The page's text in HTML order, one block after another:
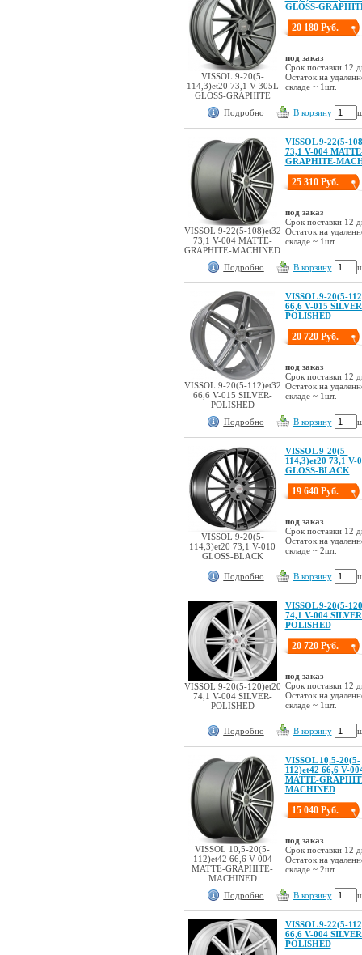
VISSOL 9-20(5-
114,3)et20 73,1 V-305L
GLOSS-GRAPHITE
GLOSS-
20 180 Руб.
под заказ
Срок поставки 12
Остаток на
складе ~ 1шт.
Подробно В корзину
VISSOL 9-22(5-108)et32
73,1 V-004 MATTE-
GRAPHITE-MACHINED
VISSOL 9-22(5-
73,1 V-004
GRAPHITE-
25 310 Руб.
под заказ
Срок поставки 12
Остаток на
складе ~ 1шт.
Подробно В корзину
VISSOL 9-20(5-112)et32
66,6 V-015 SILVER-
POLISHED
VISSOL 9-20(5-
66,6 V-015
POLISHED
20 720 Руб.
под заказ
Срок поставки 12
Остаток на
складе ~ 1шт.
Подробно В корзину
VISSOL 9-20(5-
114,3)et20 73,1 V-010
GLOSS-BLACK
VISSOL 9-20(5-
114,3)et20 73,1 V-
GLOSS-BLACK
19 640 Руб.
под заказ
Срок поставки 12
Остаток на
складе ~ 2шт.
Подробно В корзину
VISSOL 9-20(5-120)et20
74,1 V-004 SILVER-
POLISHED
VISSOL 9-20(5-
74,1 V-004
POLISHED
20 720 Руб.
под заказ
Срок поставки 12
Остаток на
складе ~ 1шт.
Подробно В корзину
VISSOL 10,5-20(5-
112)et42 66,6 V-004
MATTE-GRAPHITE-
MACHINED
VISSOL 10,5-20(5-
112)et42 66,6 V-
MATTE-
MACHINED
15 040 Руб.
под заказ
Срок поставки 12
Остаток на
складе ~ 2шт.
Подробно В корзину
VISSOL 9-22(5-
66,6 V-004
POLISHED